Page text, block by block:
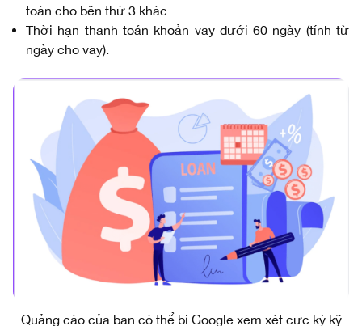
toán cho bên thứ 3 khác
Thời hạn thanh toán khoản vay dưới 60 ngày (tính từ
ngày cho vay).
Quảng cáo của bạn có thể bị Google xem xét cực kỳ kỹ